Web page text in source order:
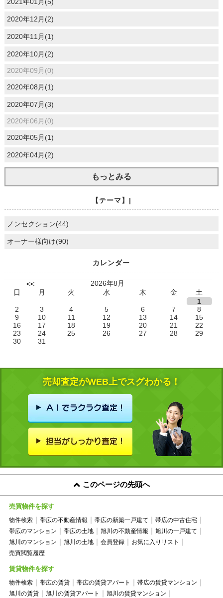
2020年12月(2)
2020年11月(1)
2020年10月(2)
2020年09月(0)
2020年08月(1)
2020年07月(3)
2020年06月(0)
2020年05月(1)
2020年04月(2)
もっとみる
【テーマ】|
ノンセクション(44)
オーナー様向け(90)
カレンダー
<<
2026年8月
日
月 火 水 木 金
土
1
2
3 4 5 6 7
8
9
10 11 12 13 14
15
16
17 18 19 20 21
22
23
24 25 26 27 28
29
30
31
売却査定がWEB上でスグわかる！
このページの先頭へ
売買物件を探す
物件検索 帯広の不動産情報 帯広の新築一戸建て
帯広の中古住宅
帯広のマンション
帯広の土地 旭川の不動産情報
旭川の一戸建て
旭川のマンション
旭川の土地 会員登録
お気に入りリスト
売買閲覧履歴
賃貸物件を探す
物件検索 帯広の賃貸 帯広の賃貸アパート
帯広の賃貸マンション
旭川の賃貸
旭川の賃貸アパート
旭川の賃貸マンション